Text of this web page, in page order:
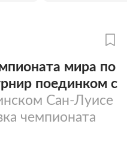
мира по
поединком с
Сан-Луисе
чемпионата